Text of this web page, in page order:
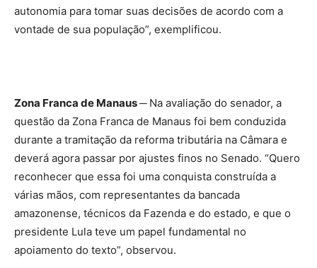
autonomia para tomar suas decisões de acordo com a
vontade de sua população”, exemplificou.
Zona Franca de Manaus ─ Na avaliação do senador, a
questão da Zona Franca de Manaus foi bem conduzida
durante a tramitação da reforma tributária na Câmara e
deverá agora passar por ajustes finos no Senado. “Quero
reconhecer que essa foi uma conquista construída a
várias mãos, com representantes da bancada
amazonense, técnicos da Fazenda e do estado, e que o
presidente Lula teve um papel fundamental no
apoiamento do texto”, observou.